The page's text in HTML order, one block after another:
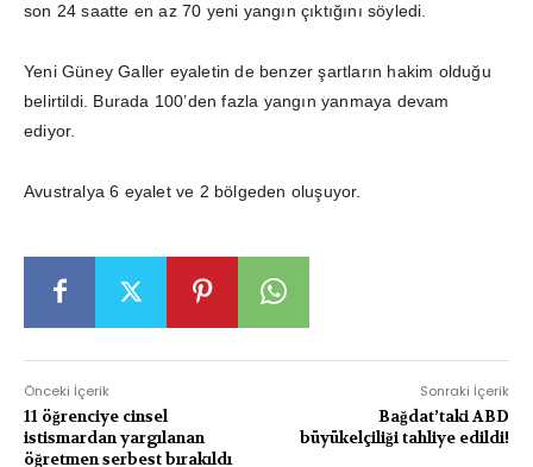
son 24 saatte en az 70 yeni yangın çıktığını söyledi.
Yeni Güney Galler eyaletin de benzer şartların hakim olduğu
belirtildi. Burada 100’den fazla yangın yanmaya devam
ediyor.
Avustralya 6 eyalet ve 2 bölgeden oluşuyor.
Önceki İçerik
11 öğrenciye cinsel
istismardan yargılanan
öğretmen serbest bırakıldı
Sonraki İçerik
Bağdat’taki ABD
büyükelçiliği tahliye edildi!